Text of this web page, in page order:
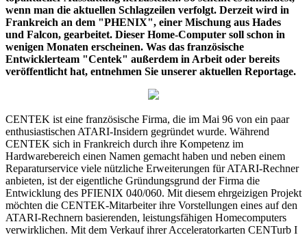
wenn man die aktuellen Schlagzeilen verfolgt. Derzeit wird in
Frankreich an dem "PHENIX", einer Mischung aus Hades
und Falcon, gearbeitet. Dieser Home-Computer soll schon in
wenigen Monaten erscheinen. Was das französische
Entwicklerteam "Centek" außerdem in Arbeit oder bereits
veröffentlicht hat, entnehmen Sie unserer aktuellen Reportage.
CENTEK ist eine französische Firma, die im Mai 96 von ein paar
enthusiastischen ATARI-Insidern gegründet wurde. Während
CENTEK sich in Frankreich durch ihre Kompetenz im
Hardwarebereich einen Namen gemacht haben und neben einem
Reparaturservice viele nützliche Erweiterungen für ATARI-Rechner
anbieten, ist der eigentliche Gründungsgrund der Firma die
Entwicklung des PFIENIX 040/060. Mit diesem ehrgeizigen Projekt
möchten die CENTEK-Mitarbeiter ihre Vorstellungen eines auf den
ATARI-Rechnern basierenden, leistungsfähigen Homecomputers
verwirklichen. Mit dem Verkauf ihrer Acceleratorkarten CENTurb I